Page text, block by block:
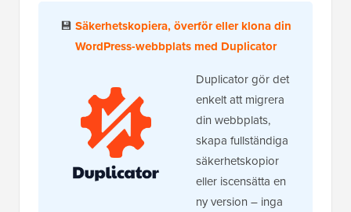
💾 Säkerhetskopiera, överför eller klona din
WordPress-webbplats med Duplicator
Duplicator gör det
enkelt att migrera
din webbplats,
skapa fullständiga
säkerhetskopior
eller iscensätta en
ny version – inga